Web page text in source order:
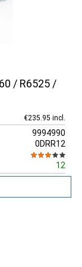
/ R6525 /
€235.95 incl.
9994990
0DRR12
12